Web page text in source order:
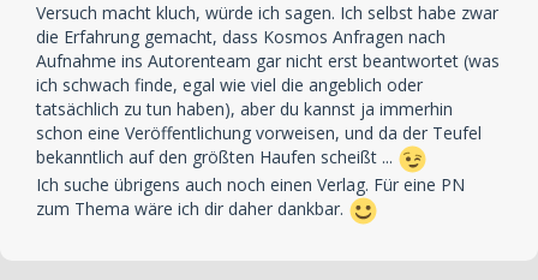
Versuch macht kluch, würde ich sagen. Ich selbst habe zwar
die Erfahrung gemacht, dass Kosmos Anfragen nach
Aufnahme ins Autorenteam gar nicht erst beantwortet (was
ich schwach finde, egal wie viel die angeblich oder
tatsächlich zu tun haben), aber du kannst ja immerhin
schon eine Veröffentlichung vorweisen, und da der Teufel
bekanntlich auf den größten Haufen scheißt ...
Ich suche übrigens auch noch einen Verlag. Für eine PN
zum Thema wäre ich dir daher dankbar.